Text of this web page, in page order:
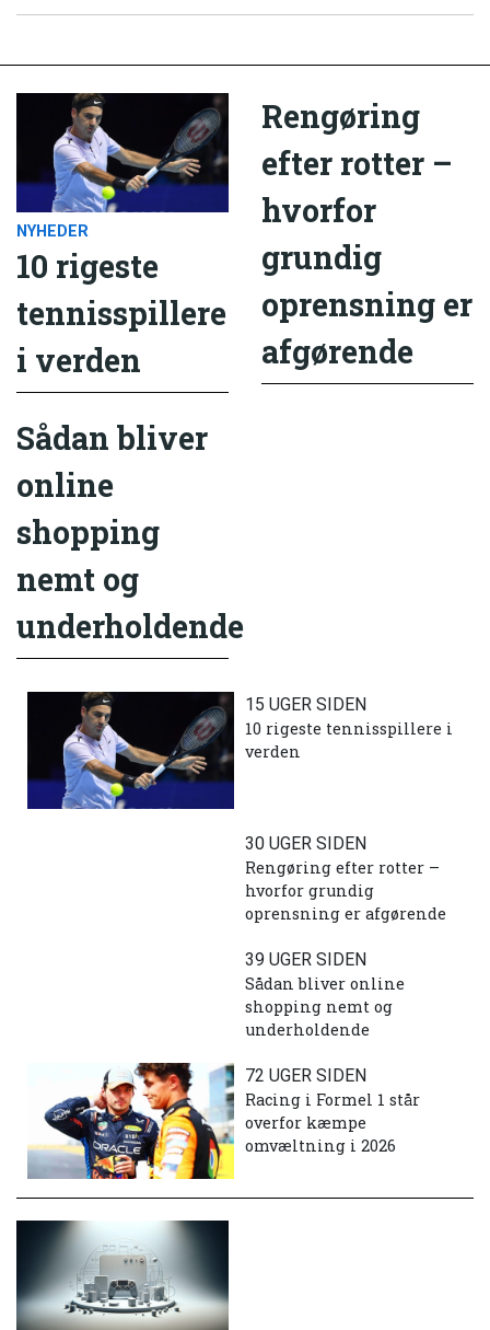
NYHEDER
10 rigeste
tennisspillere
i verden
Rengøring
efter rotter –
hvorfor
grundig
oprensning er
afgørende
Sådan bliver
online
shopping
nemt og
underholdende
15 UGER SIDEN
10 rigeste tennisspillere i
verden
30 UGER SIDEN
Rengøring efter rotter –
hvorfor grundig
oprensning er afgørende
39 UGER SIDEN
Sådan bliver online
shopping nemt og
underholdende
72 UGER SIDEN
Racing i Formel 1 står
overfor kæmpe
omvæltning i 2026